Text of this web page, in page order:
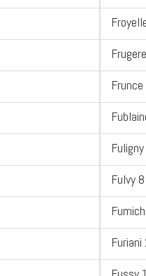
Fulvy